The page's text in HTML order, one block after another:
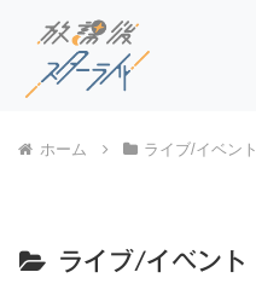
ホーム ライブ/イベント
ライブ/イベント